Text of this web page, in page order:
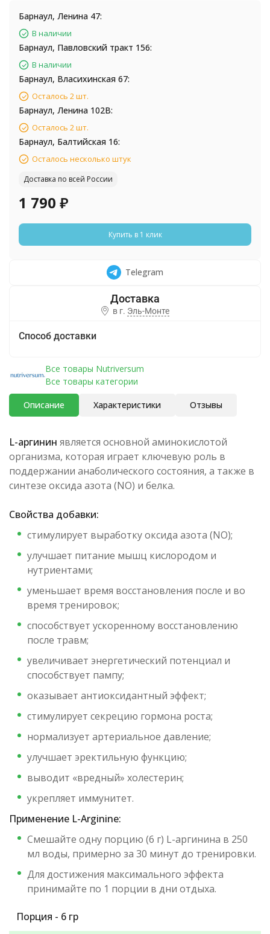
Барнаул, Ленина 47:
В наличии
Барнаул, Павловский тракт 156:
В наличии
Барнаул, Власихинская 67:
Осталось 2 шт.
Барнаул, Ленина 102В:
Осталось 2 шт.
Барнаул, Балтийская 16:
Осталось несколько штук
Доставка по всей России
1 790 ₽
Купить в 1 клик
Telegram
в г. Эль-Монте
Способ доставки
Все товары Nutriversum
Все товары категории
Описание Характеристики Отзывы
L-аргинин является основной аминокислотой
организма, которая играет ключевую роль в
поддержании анаболического состояния, а также в
синтезе оксида азота (NO) и белка.
Свойства добавки:
стимулирует выработку оксида азота (NO);
улучшает питание мышц кислородом и
нутриентами;
уменьшает время восстановления после и во
время тренировок;
способствует ускоренному восстановлению
после травм;
увеличивает энергетический потенциал и
способствует пампу;
оказывает антиоксидантный эффект;
стимулирует секрецию гормона роста;
нормализует артериальное давление;
улучшает эректильную функцию;
выводит «вредный» холестерин;
укрепляет иммунитет.
Применение L-Arginine:
Смешайте одну порцию (6 г) L-аргинина в 250
мл воды, примерно за 30 минут до тренировки.
Для достижения максимального эффекта
принимайте по 1 порции в дни отдыха.
Порция - 6 гр